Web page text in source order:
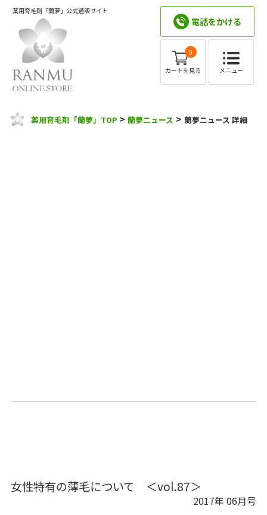
薬用育毛剤「蘭夢」公式通販サイト
電話をかける
0
カートを見る メニュー
薬用育毛剤「蘭夢」TOP >蘭夢ニュース >蘭夢ニュース 詳細
女性特有の薄毛について ＜vol.87＞
2017年 06月号